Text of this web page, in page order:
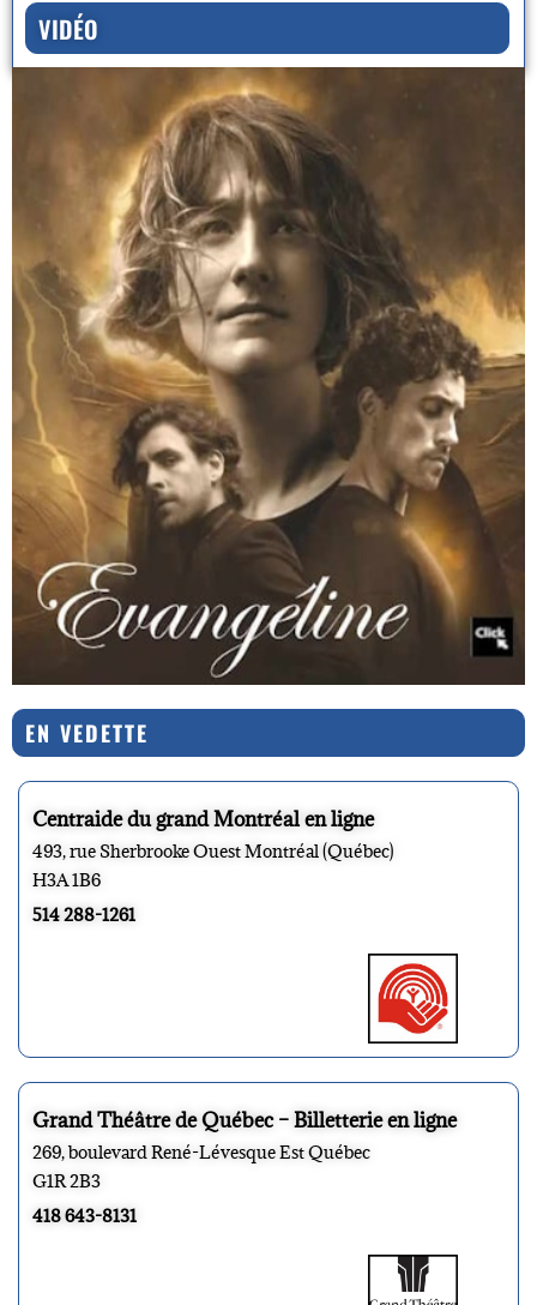
VIDÉO
EN VEDETTE
Centraide du grand Montréal en ligne
493, rue Sherbrooke Ouest Montréal (Québec)
H3A 1B6
514 288-1261
Grand Théâtre de Québec – Billetterie en ligne
269, boulevard René-Lévesque Est Québec
G1R 2B3
418 643-8131